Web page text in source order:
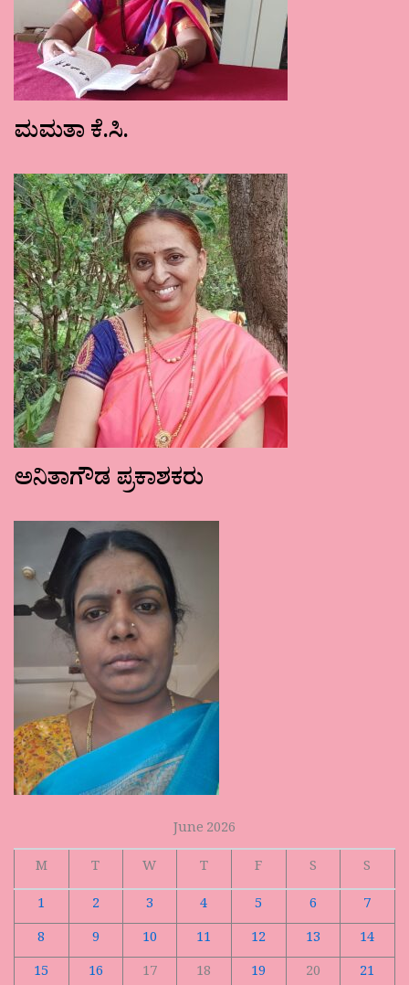
ಮಮತಾ ಕೆ.ಸಿ.
ಅನಿತಾಗೌಡ ಪ್ರಕಾಶಕರು
June 2026
M
T W T F S
S
1
2 3 4 5 6
7
8
9 10 11 12 13
14
15
16 17 18 19 20
21